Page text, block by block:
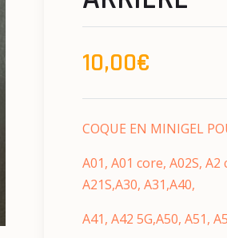
10,00€
COQUE EN MINIGEL
A01, A01 core, A02S, A2
A21S,A30, A31,A40,
A41, A42 5G,A50, A51,